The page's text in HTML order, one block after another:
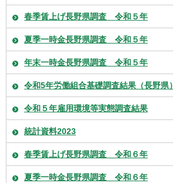
春季賃上げ長野県調査 令和５年
夏季一時金長野県調査 令和５年
年末一時金長野県調査 令和５年
令和5年労働組合基礎調査結果（長野県）
令和５年雇用環境等実態調査結果
統計資料2023
春季賃上げ長野県調査 令和６年
夏季一時金長野県調査 令和６年